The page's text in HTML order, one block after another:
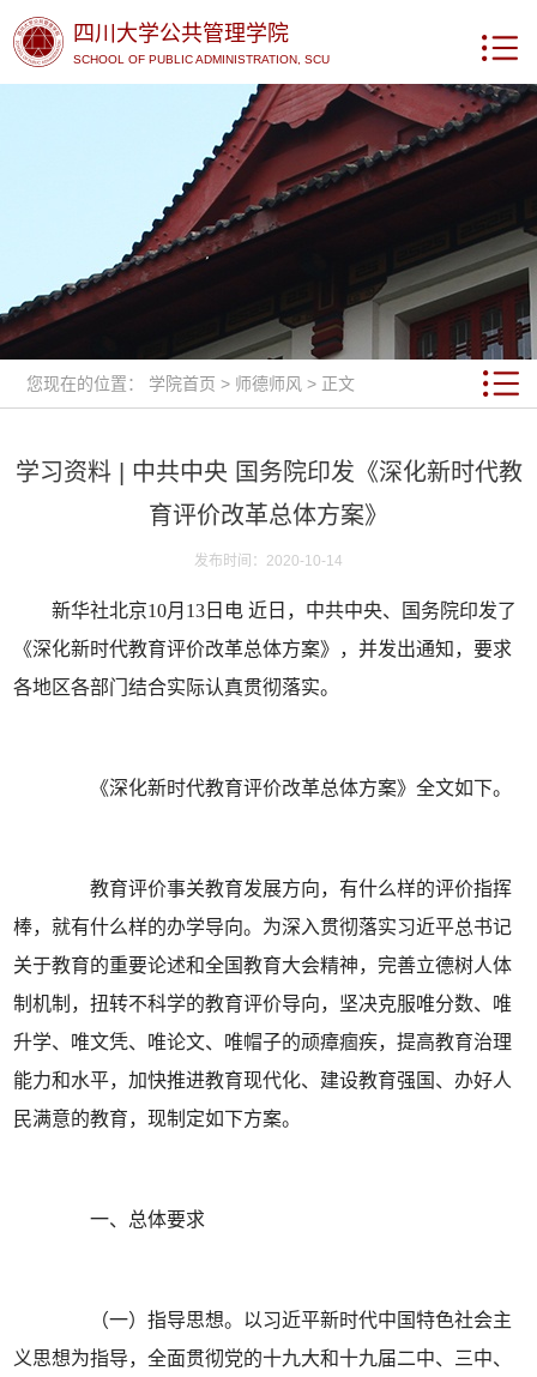
四川大学公共管理学院
SCHOOL OF PUBLIC ADMINISTRATION, SCU
您现在的位置： 学院首页 > 师德师风 > 正文
学习资料 | 中共中央 国务院印发《深化新时代教
育评价改革总体方案》
发布时间：2020-10-14
新华社北京10月13日电 近日，中共中央、国务院印发了
《深化新时代教育评价改革总体方案》，并发出通知，要求
各地区各部门结合实际认真贯彻落实。
《深化新时代教育评价改革总体方案》全文如下。
教育评价事关教育发展方向，有什么样的评价指挥
棒，就有什么样的办学导向。为深入贯彻落实习近平总书记
关于教育的重要论述和全国教育大会精神，完善立德树人体
制机制，扭转不科学的教育评价导向，坚决克服唯分数、唯
升学、唯文凭、唯论文、唯帽子的顽瘴痼疾，提高教育治理
能力和水平，加快推进教育现代化、建设教育强国、办好人
民满意的教育，现制定如下方案。
一、总体要求
（一）指导思想。以习近平新时代中国特色社会主
义思想为指导，全面贯彻党的十九大和十九届二中、三中、